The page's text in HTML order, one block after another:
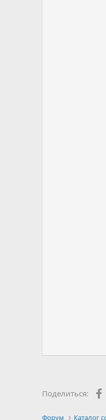
Поделиться:
Форум Каталог